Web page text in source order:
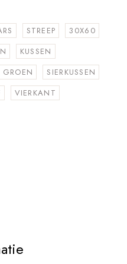
STREEP
30X60
KUSSEN
GROEN
SIERKUSSEN
VIERKANT